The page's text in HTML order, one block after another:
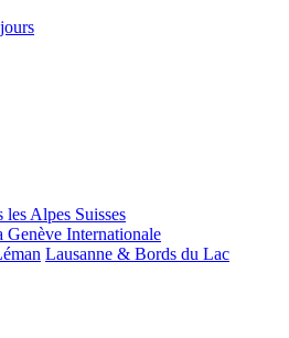
les Alpes Suisses
Genève Internationale
Lausanne & Bords du Lac